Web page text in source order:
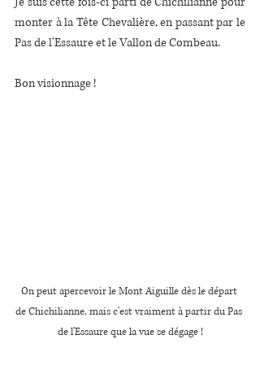
monter à la Tête Chevalière, en passant par le
Pas de l'Essaure et le Vallon de Combeau.
Bon visionnage !
On peut apercevoir le Mont Aiguille dès le départ
de Chichilianne, mais c'est vraiment à partir du Pas
de l'Essaure que la vue se dégage !